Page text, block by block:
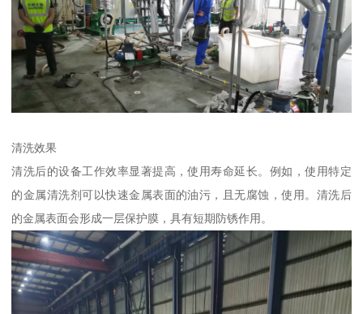
清洗效果
清洗后的设备工作效率显著提高，使用寿命延长。例如，使用特定
的金属清洗剂可以快速金属表面的油污，且无腐蚀，使用。清洗后
的金属表面会形成一层保护膜，具有短期防锈作用。